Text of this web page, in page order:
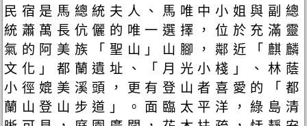
民宿是馬總統夫人、馬唯中小姐與副總
統蕭萬長伉儷的唯一選擇，位於充滿靈
氣的阿美族「聖山」山腳，鄰近「麒麟
文化」都蘭遺址、「月光小棧」、林蔭
小徑媲美溪頭，更有登山者喜愛的「都
蘭山登山步道」。面臨太平洋，綠島清